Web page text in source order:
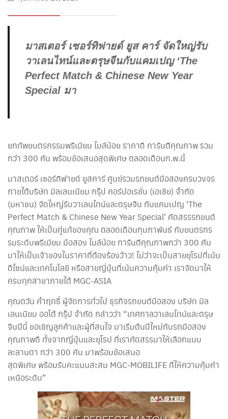
มาสเตอร์ เซอร์ทิฟายด์ ยูส คาร์ จัดใหญ่รับ
วาเลนไทน์และตรุษจีนกับแคมเปญ ‘The
Perfect Match & Chinese New Year
Special มา
ยกทัพยนตรกรรมพรีเมียม ไมล์น้อย ราคาดี การันตีคุณภาพ รวม
กว่า 300 คัน พร้อมข้อเสนอสุดพิเศษ ตลอดเดือนก.พ.นี้
มาสเตอร์ เซอร์ทิฟายด์ ยูสคาร์ ศูนย์รวมรถยนต์มือสองครบวงจร
ภายใต้บริษัท มิลเลนเนียม กรุ๊ป คอร์ปอเรชั่น (เอเชีย) จำกัด
(มหาชน) จัดใหญ่รับวาเลนไทน์และตรุษจีน กับแคมเปญ ‘The
Perfect Match & Chinese New Year Special’ คัดสรรรถยนต์
คุณภาพ ให้เป็นคู่แท้ของคุณ ตลอดเดือนกุมภาพันธ์ กับยนตรกร
รมระดับพรีเมียม มือสอง ไมล์น้อย การันตีคุณภาพกว่า 300 คัน
มาให้เป็นเจ้าของในราคาที่ต้องร้องว้าว! ไม่ว่าจะเป็นสายยุโรปที่เน้น
ดีไซน์และเทคโนโลยี หรือสายญี่ปุ่นที่เน้นความคุ้มค่า เราจัดมาให้
ครบทุกสาขาภายใต้ MGC-ASIA
คุณตวัน คำฤทธิ์ ผู้จัดการทั่วไป ธุรกิจรถยนต์มือสอง บริษัท มิล
เลนเนียม ออโต้ กรุ๊ป จำกัด กล่าวว่า “เทศกาลวาเลนไทน์และตรุษ
จีนปีนี้ ขอเชิญลูกค้าและผู้ที่สนใจ มาเริ่มต้นปีใหม่กับรถมือสอง
คุณภาพดี ทั้งจากญี่ปุ่นและยุโรป ที่เราคัดสรรมาให้เลือกแบบ
ละลานตา กว่า 300 คัน มาพร้อมข้อเสนอ
สุดพิเศษ พร้อมรับคะแนนสะสม MGC-MOBILIFE ที่ให้ความคุ้มค่า
เหนือระดับ”